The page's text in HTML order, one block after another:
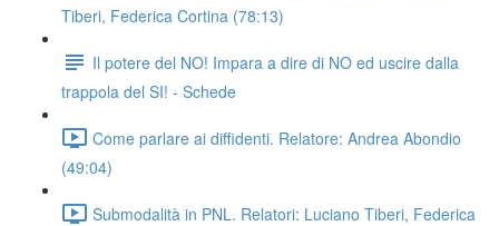
Tiberi, Federica Cortina (78:13)
Il potere del NO! Impara a dire di NO ed uscire dalla
trappola del SI! - Schede
Come parlare ai diffidenti. Relatore: Andrea Abondio
(49:04)
Submodalità in PNL. Relatori: Luciano Tiberi, Federica